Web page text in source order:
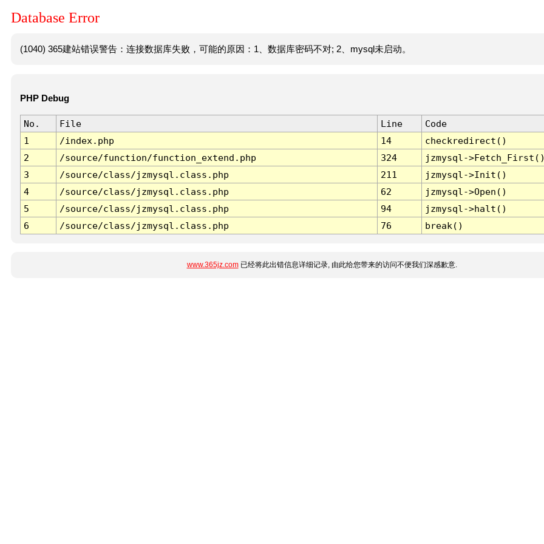
Database Error
(1040) 365建站错误警告：连接数据库失败，可能的原因：1、数据库密码不对; 2、mysql未启动。
PHP Debug
No. File Line
Code
1
/index.php 14
checkredirect()
2
/source/function/function_extend.php 324
jzmysql-
3
/source/class/jzmysql.class.php 211
jzmysql->Init()
4
/source/class/jzmysql.class.php 62
jzmysql->Open()
5
/source/class/jzmysql.class.php 94
jzmysql->halt()
6
/source/class/jzmysql.class.php 76 break()
www.365jz.com已经将此出错信息详细记录, 由此给您带来的访问不便我们深感歉意.